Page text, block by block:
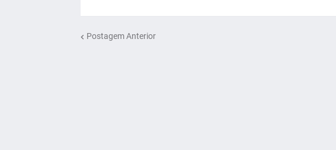
Postagem Anterior